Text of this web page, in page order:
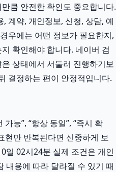
큼 안전한 확인도 중요합니다.
계약, 개인정보, 신청, 상담, 예
우에는 어떤 정보가 필요한지,
확인해야 합니다. 네이버 검
상태에서 서둘러 진행하기보
결정하는 편이 안정적입니다.
능”, “항상 동일”, “즉시 확
현만 반복된다면 신중하게 보
일 02시24분 실제 조건은 개인
내용에 따라 달라질 수 있기 때